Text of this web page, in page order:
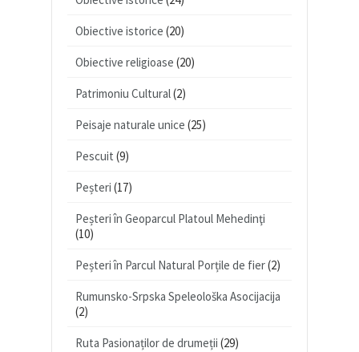
Obiective istorice (20)
Obiective religioase (20)
Patrimoniu Cultural(2)
Peisaje naturale unice (25)
Pescuit (9)
Peșteri (17)
Peșteri în Geoparcul Platoul Mehedinţi
(10)
Peșteri în Parcul Natural Porțile de fier(2)
Rumunsko-Srpska Speleološka Asocijacija
(2)
Ruta Pasionaților de drumeții (29)